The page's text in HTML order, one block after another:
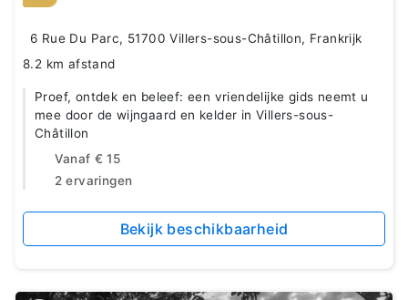
6 Rue Du Parc, 51700 Villers-sous-Châtillon, Frankrijk
8.2 km afstand
Proef, ontdek en beleef: een vriendelijke gids neemt u
mee door de wijngaard en kelder in Villers-sous-
Châtillon
Vanaf € 15
2 ervaringen
Bekijk beschikbaarheid